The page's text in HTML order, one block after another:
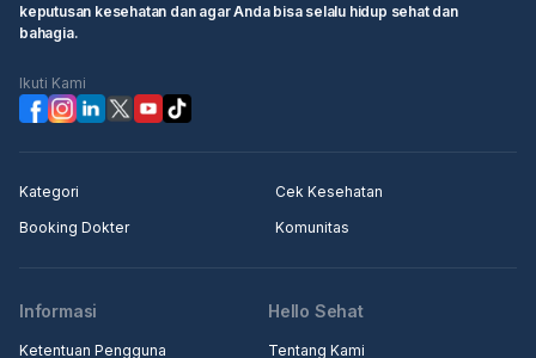
Langkah 2: Pergi ke rumah sakit atau klinik terjadwal, pergi ke
konter penerimaan medis, tunjukkan informasi pemesanan
kepada resepsionis/perawat
Langkah 3: Masuk ke klinik untuk pemeriksaan.
keputusan kesehatan dan agar Anda bisa selalu hidup sehat dan
bahagia.
Ikuti Kami
Kategori
Cek Kesehatan
Booking Dokter
Komunitas
Informasi
Ketentuan Pengguna
Hello Sehat
Tentang Kami